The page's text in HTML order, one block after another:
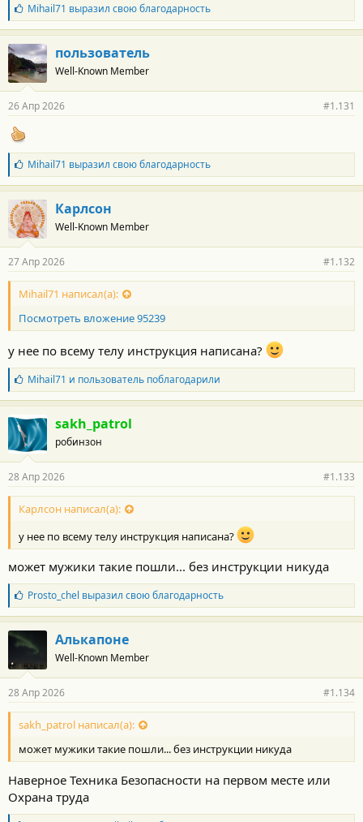
Б
л
а
г
о
д
а
н
т
и
:
Mihail71 выразил свою благодарность
пользователь
Well-Known Member
26 Апр 2026 #1.131
Б
л
а
г
о
д
а
н
о
с
и
:
Mihail71 выразил свою благодарность
Карлсон
Well-Known Member
27 Апр 2026 #1.132
Mihail71 написал(а):
Посмотреть вложение 95239
у нее по всему телу инструкция написана?
Б
л
а
г
о
д
а
н
о
с
и
:
Mihail71 и пользовательпоблагодарили
sakh_patrol
робинзон
28 Апр 2026 #1.133
Карлсон написал(а):
у нее по всему телу инструкция написана?
может мужики такие пошли... без инструкции никуда
Б
л
а
г
о
а
н
о
с
и
:
Prosto_chel выразил свою благодарность
Алькапоне
Well-Known Member
28 Апр 2026 #1.134
sakh_patrol написал(а):
может мужики такие пошли... без инструкции никуда
Наверное Техника Безопасности на первом месте или
Охрана труда